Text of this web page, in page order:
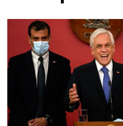
chileno